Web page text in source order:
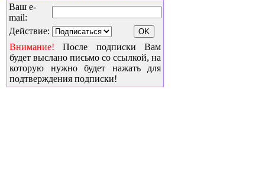
Ваш e-
mail:
Действие:
Внимание! После подписки Вам
будет выслано письмо со ссылкой, на
которую нужно будет нажать для
подтверждения подписки!